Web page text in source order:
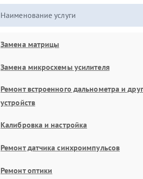
Наименование услуги
Замена матрицы
Замена микросхемы усилителя
Ремонт встроенного дальнометра и
устройств
Калибровка и настройка
Ремонт датчика синхроимпульсов
Ремонт оптики